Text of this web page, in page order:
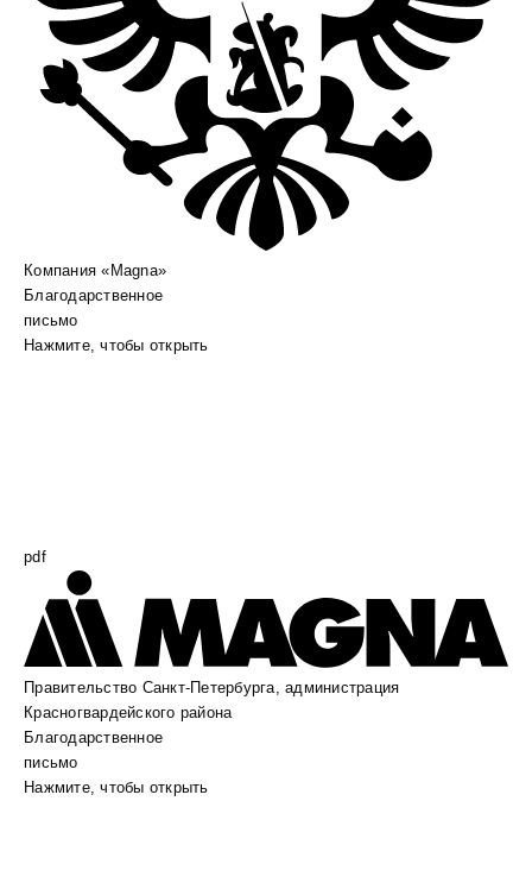
Компания «Magna»
Благодарственное
письмо
Нажмите, чтобы открыть
pdf
Правительство Санкт-Петербурга, администрация
Красногвардейского района
Благодарственное
письмо
Нажмите, чтобы открыть